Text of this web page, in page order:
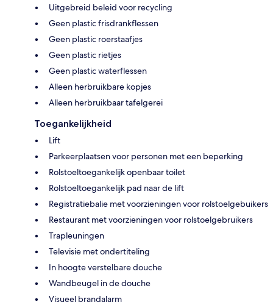
Uitgebreid beleid voor recycling
Geen plastic frisdrankflessen
Geen plastic roerstaafjes
Geen plastic rietjes
Geen plastic waterflessen
Alleen herbruikbare kopjes
Alleen herbruikbaar tafelgerei
Toegankelijkheid
Lift
Parkeerplaatsen voor personen met een beperking
Rolstoeltoegankelijk openbaar toilet
Rolstoeltoegankelijk pad naar de lift
Registratiebalie met voorzieningen voor rolstoelgebuikers
Restaurant met voorzieningen voor rolstoelgebruikers
Trapleuningen
Televisie met ondertiteling
In hoogte verstelbare douche
Wandbeugel in de douche
Visueel brandalarm